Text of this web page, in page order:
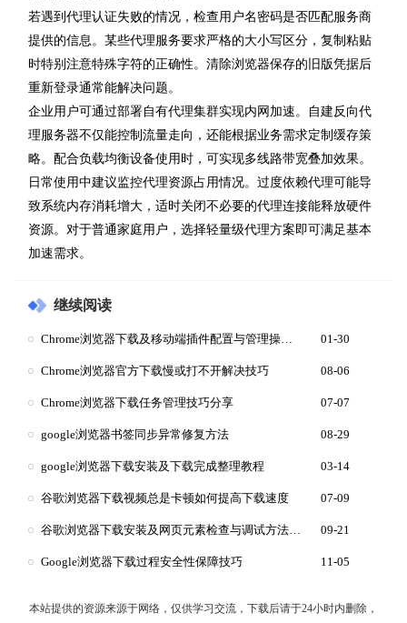
若遇到代理认证失败的情况，检查用户名密码是否匹配服务商
提供的信息。某些代理服务要求严格的大小写区分，复制粘贴
时特别注意特殊字符的正确性。清除浏览器保存的旧版凭据后
重新登录通常能解决问题。
企业用户可通过部署自有代理集群实现内网加速。自建反向代
理服务器不仅能控制流量走向，还能根据业务需求定制缓存策
略。配合负载均衡设备使用时，可实现多线路带宽叠加效果。
日常使用中建议监控代理资源占用情况。过度依赖代理可能导
致系统内存消耗增大，适时关闭不必要的代理连接能释放硬件
资源。对于普通家庭用户，选择轻量级代理方案即可满足基本
加速需求。
继续阅读
01-30
Chrome浏览器官方下载慢或打不开解决技巧 08-06
Chrome浏览器下载任务管理技巧分享 07-07
google浏览器书签同步异常修复方法 08-29
google浏览器下载安装及下载完成整理教程 03-14
谷歌浏览器下载视频总是卡顿如何提高下载速度 07-09
09-21
Google浏览器下载过程安全性保障技巧 11-05
本站提供的资源来源于网络，仅供学习交流，下载后请于24小时内删除，